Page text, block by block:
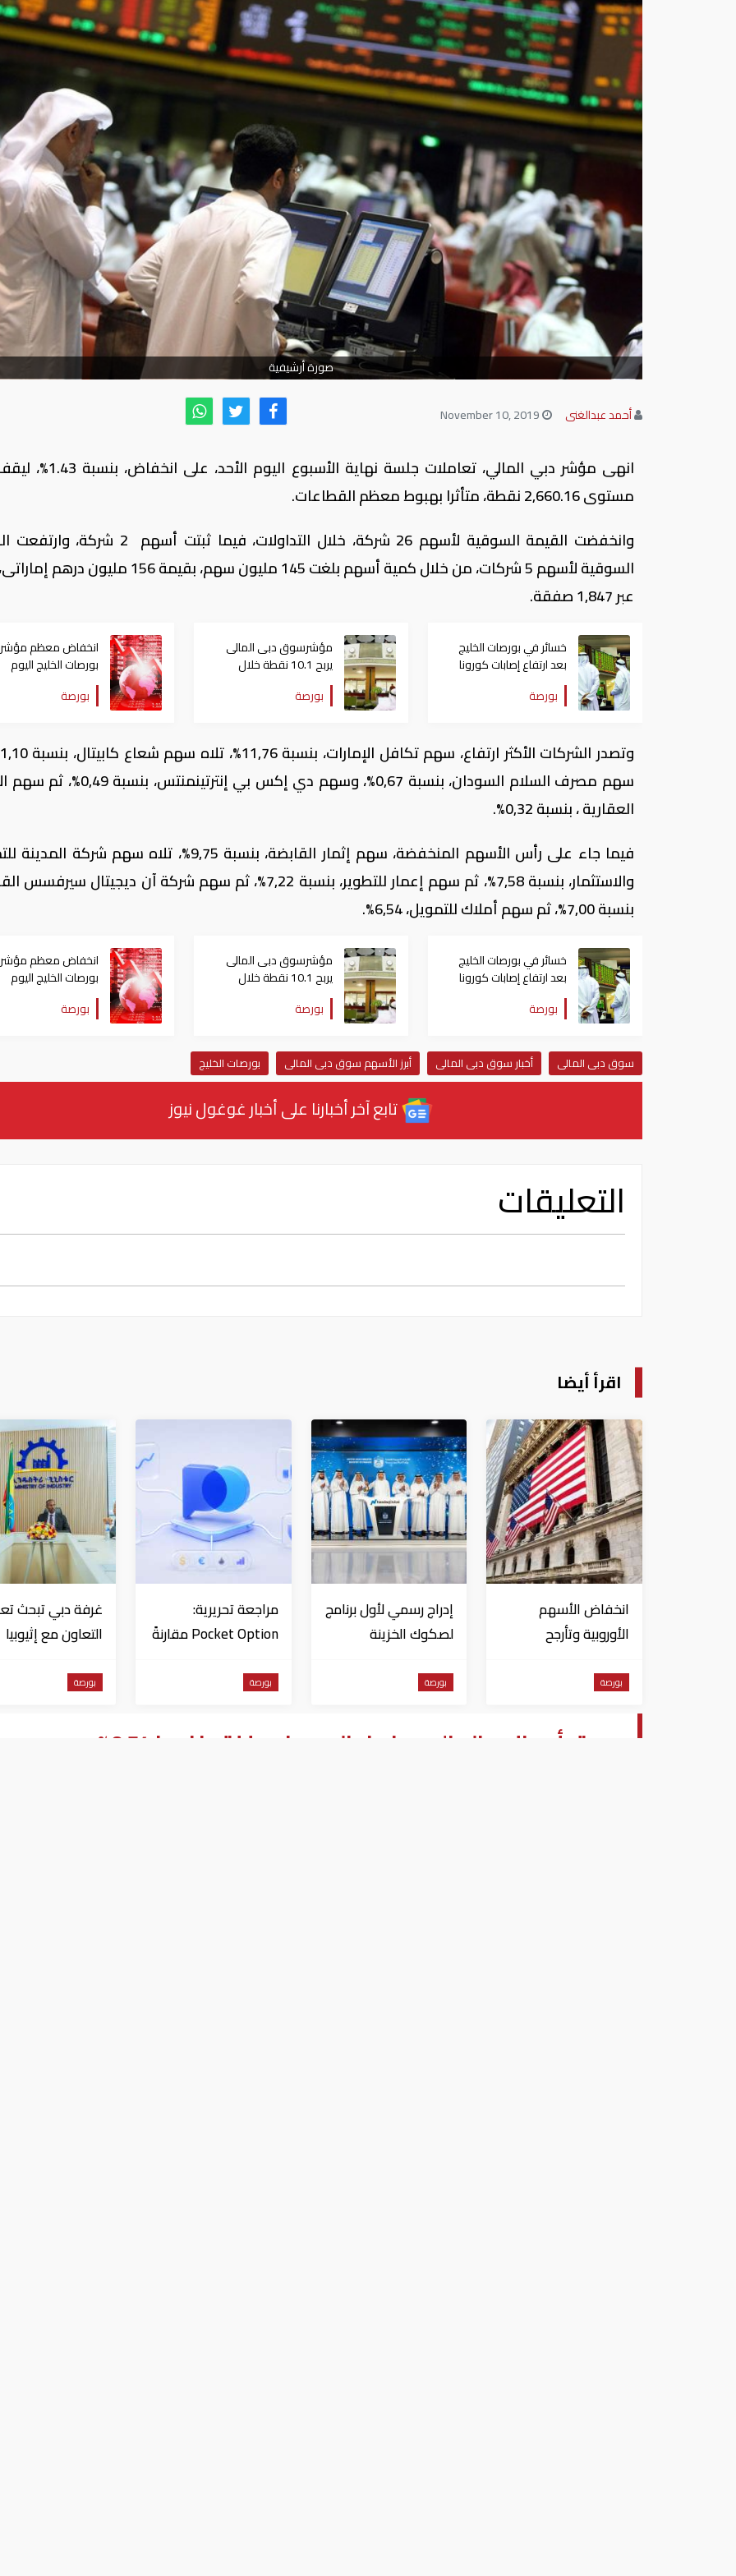
صورة أرشيفية
أحمد عبدالغنى
انهى مؤشر دبي المالي، تعاملات جلسة نهاية الأسبوع
مستوى 2,660.16 نقطة، متأثرا بهبوط معظم القطاعات.
وانخفضت القيمة السوقية لأسهم 26 شركة، خلال التداولات، فيما ثبتت
السوقية لأسهم 5 شركات، من خلال كمية أسهم بلغت 145 مليون سهم، بقيمة 156
عبر 1,847 صفقة.
خسائر في بورصات الخليج
بعد ارتفاع إصابات كورونا
بالكويت والبحرين
بورصة
مؤشرسوق دبى المالى
يربح 10.1 نقطة خلال
تعاملات اليوم الخميس
بورصة
انخفاض معظم
بورصات الخليج اليوم
الأربعاء.. والكويت
هامشيا
بورصة
سهم مصرف السلام السودان، بنسبة 0,67%، وسهم دي إكس بي
العقارية ، بنسبة 0,32%.
فيما جاء على رأس الأسهم المنخفضة، سهم إثمار القابضة، بنسبة 9,75%، تلاه سهم شركة
والاستثمار، بنسبة 7,58%، ثم سهم إعمار للتطوير، بنسبة 7,22%، ثم سهم شركة آن ديجيتال
بنسبة 7,00%، ثم سهم أملاك للتمويل، 6,54%.
خسائر في بورصات الخليج
بعد ارتفاع إصابات كورونا
بالكويت والبحرين
بورصة
مؤشرسوق دبى المالى
يربح 10.1 نقطة خلال
تعاملات اليوم الخميس
بورصة
انخفاض معظم
بورصات الخليج اليوم
الأربعاء.. والكويت
هامشيا
بورصة
سوق دبى المالى أخبار سوق دبى المالى أبرز الأسهم سوق دبى المالى بورصات الخليج
تابع آخر أخبارنا على أخبار غوغول نيوز
التعليقات
اقرأ أيضا
انخفاض الأسهم
الأوروبية وتأرجح
والخسائر
بورصة
إدراج رسمي لأول برنامج
لصكوك الخزينة
"ناسداك دبي"
بورصة
مراجعة تحريرية:
Pocket Option مقارنةً
بورصة
غرفة دبي تبحث
التعاون مع إثيوبيا
بورصة
سوق أبو ظبى المالى يواصل الهبوط ويغلق خاسرا 0.74%